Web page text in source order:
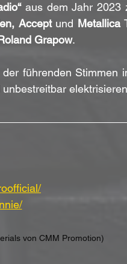
aus dem Jahr 2023
Accept und Metallica
Grapow.
führenden Stimmen
von CMM Promotion)